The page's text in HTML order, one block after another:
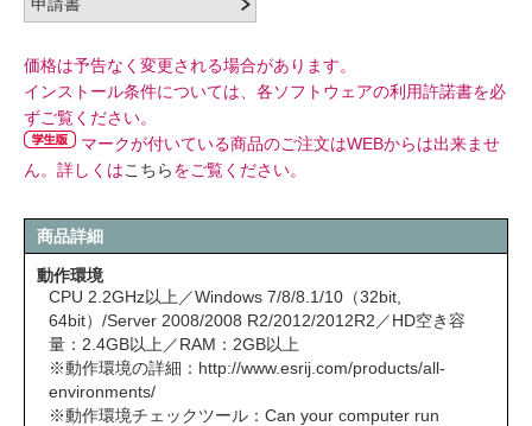
価格は予告なく変更される場合があります。
インストール条件については、各ソフトウェアの利用許諾書を必
ずご覧ください。
マークが付いている商品のご注文はWEBからは出来ませ
ん。詳しくはこちらをご覧ください。
商品詳細
動作環境
CPU 2.2GHz以上／Windows 7/8/8.1/10（32bit,
64bit）/Server 2008/2008 R2/2012/2012R2／HD空き容
量：2.4GB以上／RAM：2GB以上
※動作環境の詳細： http://www.esrij.com/products/all-
environments/
※動作環境チェックツール： Can your computer run